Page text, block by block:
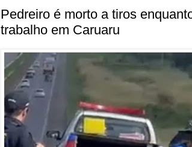
Pedreiro é morto a tiros
trabalho em Caruaru